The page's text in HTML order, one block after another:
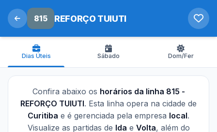
815 REFORÇO TUIUTI
Dias Úteis Sábado Dom/Fer
Confira abaixo os horários da linha 815 -
REFORÇO TUIUTI. Esta linha opera na cidade de
Curitiba e é gerenciada pela empresa local.
Visualize as partidas de Ida e Volta, além do